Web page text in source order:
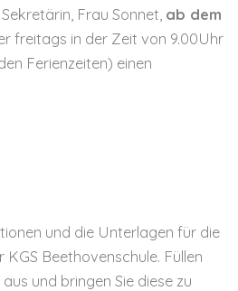
Frau Sonnet, ab dem
freitags in der Zeit von 9.00Uhr
Ferienzeiten) einen
und die Unterlagen für die
Beethovenschule. Füllen
und bringen Sie diese zu